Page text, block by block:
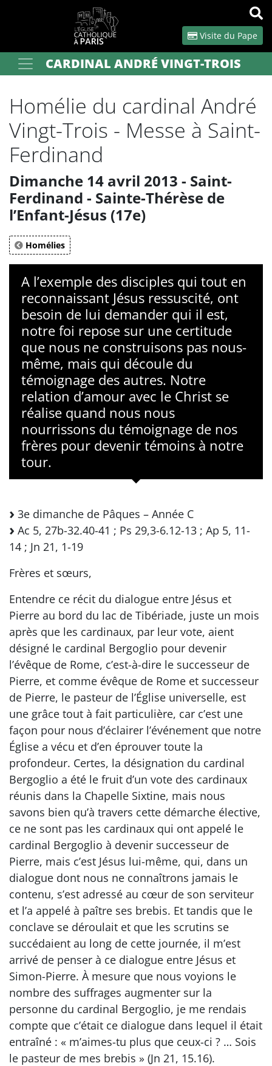
Visite du Pape
Votre recherche OK
CARDINAL ANDRÉ VINGT-TROIS
Homélie du cardinal André
Vingt-Trois - Messe à Saint-
Ferdinand
Dimanche 14 avril 2013 - Saint-
Ferdinand - Sainte-Thérèse de
l’Enfant-Jésus (17e)
Homélies
A l’exemple des disciples qui tout en
reconnaissant Jésus ressuscité, ont
besoin de lui demander qui il est,
notre foi repose sur une certitude
que nous ne construisons pas nous-
même, mais qui découle du
témoignage des autres. Notre
relation d’amour avec le Christ se
réalise quand nous nous
nourrissons du témoignage de nos
frères pour devenir témoins à notre
tour.
3e dimanche de Pâques – Année C
Ac 5, 27b-32.40-41 ; Ps 29,3-6.12-13 ; Ap 5, 11-
14 ; Jn 21, 1-19
Frères et sœurs,
Entendre ce récit du dialogue entre Jésus et
Pierre au bord du lac de Tibériade, juste un mois
après que les cardinaux, par leur vote, aient
désigné le cardinal Bergoglio pour devenir
l’évêque de Rome, c’est-à-dire le successeur de
Pierre, et comme évêque de Rome et successeur
de Pierre, le pasteur de l’Église universelle, est
une grâce tout à fait particulière, car c’est une
façon pour nous d’éclairer l’événement que notre
Église a vécu et d’en éprouver toute la
profondeur. Certes, la désignation du cardinal
Bergoglio a été le fruit d’un vote des cardinaux
réunis dans la Chapelle Sixtine, mais nous
savons bien qu’à travers cette démarche élective,
ce ne sont pas les cardinaux qui ont appelé le
cardinal Bergoglio à devenir successeur de
Pierre, mais c’est Jésus lui-même, qui, dans un
dialogue dont nous ne connaîtrons jamais le
contenu, s’est adressé au cœur de son serviteur
et l’a appelé à paître ses brebis. Et tandis que le
conclave se déroulait et que les scrutins se
succédaient au long de cette journée, il m’est
arrivé de penser à ce dialogue entre Jésus et
Simon-Pierre. À mesure que nous voyions le
nombre des suffrages augmenter sur la
personne du cardinal Bergoglio, je me rendais
compte que c’était ce dialogue dans lequel il était
entraîné : « m’aimes-tu plus que ceux-ci ? … Sois
le pasteur de mes brebis » (Jn 21, 15.16).
Panneau de gestion des cookies